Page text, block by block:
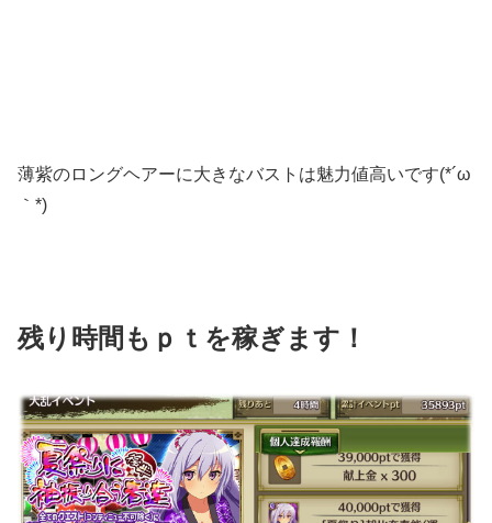
薄紫のロングヘアーに大きなバストは魅力値高いです(*´ω
｀*)
残り時間もｐｔを稼ぎます！